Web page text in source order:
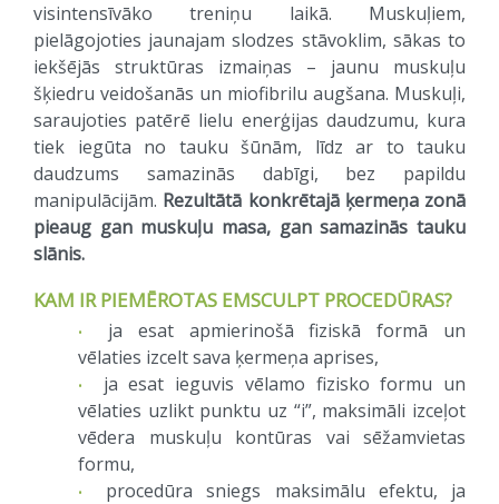
visintensīvāko treniņu laikā. Muskuļiem,
pielāgojoties jaunajam slodzes stāvoklim, sākas to
iekšējās struktūras izmaiņas – jaunu muskuļu
šķiedru veidošanās un miofibrilu augšana. Muskuļi,
saraujoties patērē lielu enerģijas daudzumu, kura
tiek iegūta no tauku šūnām, līdz ar to tauku
daudzums samazinās dabīgi, bez papildu
manipulācijām. Rezultātā konkrētajā ķermeņa zonā
pieaug gan muskuļu masa, gan samazinās tauku
slānis.
KAM IR PIEMĒROTAS EMSCULPT PROCEDŪRAS?
ja esat apmierinošā fiziskā formā un
vēlaties izcelt sava ķermeņa aprises,
ja esat ieguvis vēlamo fizisko formu un
vēlaties uzlikt punktu uz “i”, maksimāli izceļot
vēdera muskuļu kontūras vai sēžamvietas
formu,
procedūra sniegs maksimālu efektu, ja